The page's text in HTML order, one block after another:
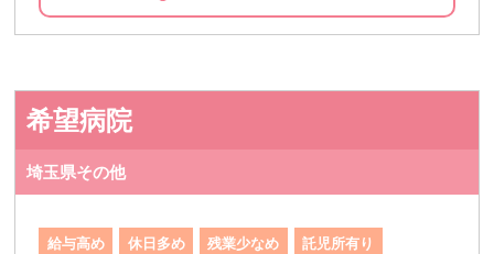
希望病院
埼玉県その他
給与高め 休日多め 残業少なめ 託児所有り